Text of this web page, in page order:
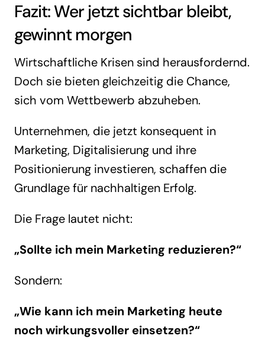
Fazit: Wer jetzt sichtbar bleibt,
gewinnt morgen
Wirtschaftliche Krisen sind herausfordernd.
Doch sie bieten gleichzeitig die Chance,
sich vom Wettbewerb abzuheben.
Unternehmen, die jetzt konsequent in
Marketing, Digitalisierung und ihre
Positionierung investieren, schaffen die
Grundlage für nachhaltigen Erfolg.
Die Frage lautet nicht:
„Sollte ich mein Marketing reduzieren?“
Sondern:
„Wie kann ich mein Marketing heute
noch wirkungsvoller einsetzen?“